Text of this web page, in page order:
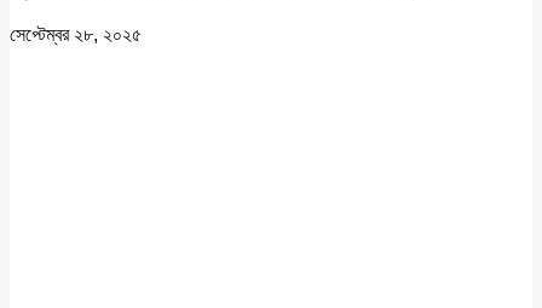
সেপ্টেম্বর ২৮, ২০২৫